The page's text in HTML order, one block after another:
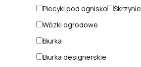
Piecyki pod ognisko
Skrzynie
Wózki ogrodowe
Biurka
Biurka designerskie